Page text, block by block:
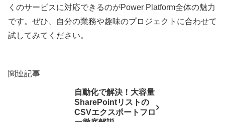
くのサービスに対応できるのがPower Platform全体の魅力
です。ぜひ、自分の業務や趣味のプロジェクトに合わせて
試してみてください。
関連記事
自動化で解決！大容量
SharePointリストの
CSVエクスポートフロ